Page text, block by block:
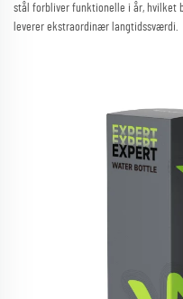
stål forbliver funktionelle i år, hvilket
leverer ekstraordinær langtidssværdi.